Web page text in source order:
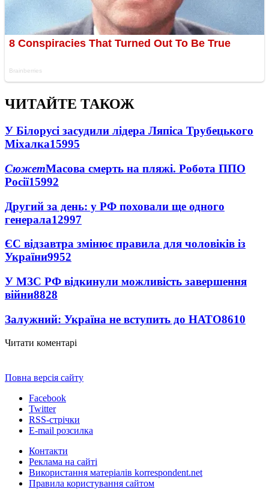
ЧИТАЙТЕ ТАКОЖ
У Білорусі засудили лідера Ляпіса Трубецького
Міхалка15995
СюжетМасова смерть на пляжі. Робота ППО
Росії15992
Другий за день: у РФ поховали ще одного
генерала12997
ЄС відзавтра змінює правила для чоловіків із
України9952
У МЗС РФ відкинули можливість завершення
війни8828
Залужний: Україна не вступить до НАТО8610
Читати коментарі
Повна версія сайту
Facebook
Twitter
RSS-стрічки
E-mail розсилка
Контакти
Реклама на сайті
Використання матеріалів korrespondent.net
Правила користування сайтом